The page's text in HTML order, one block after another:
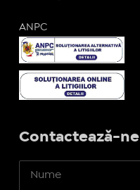
ANPC
Contactează-ne